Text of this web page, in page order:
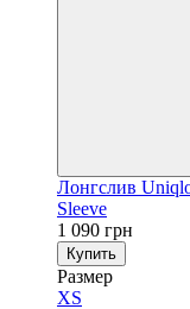
Лонгслив
Sleeve
1 090 грн
Купить
Размер
XS